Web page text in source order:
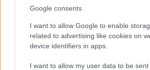
Google consents
I want to allow Google to enable
related to advertising like cookies on
device identifiers in apps.
I want to allow my user data to be sent